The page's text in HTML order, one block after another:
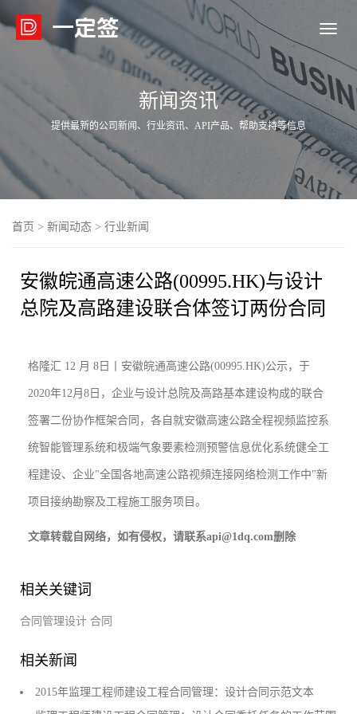

新闻资讯
提供最新的公司新闻、行业资讯、API产品、帮助支持等信息
首页 > 新闻动态 > 行业新闻
安徽皖通高速公路(00995.HK)与设计
总院及高路建设联合体签订两份合同
格隆汇 12 月 8日丨安徽皖通高速公路(00995.HK)公示，于
2020年12月8日，企业与设计总院及高路基本建设构成的联合
签署二份协作框架合同，各自就安徽高速公路全程视频监控系
统智能管理系统和极端气象要素检测预警信息优化系统健全工
程建设、企业"全国各地高速公路视頻连接网络检测工作中"新
项目接纳勘察及工程施工服务项目。
文章转载自网络，如有侵权，请联系api@1dq.com删除
相关关键词
合同管理设计 合同
相关新闻
2015年监理工程师建设工程合同管理：设计合同示范文本